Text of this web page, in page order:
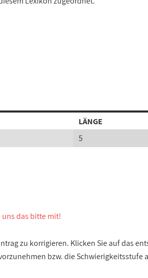
LÄNGE
5
uns das bitte mit!
zu korrigieren. Klicken Sie auf das
bzw. die Schwierigkeitsstufe